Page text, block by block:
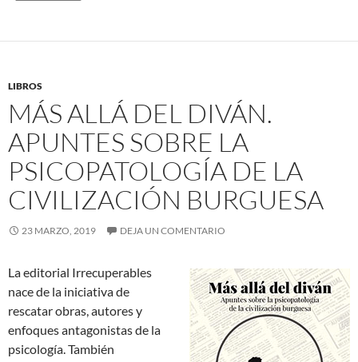
LIBROS
MÁS ALLÁ DEL DIVÁN.
APUNTES SOBRE LA
PSICOPATOLOGÍA DE LA
CIVILIZACIÓN BURGUESA
23 MARZO, 2019 DEJA UN COMENTARIO
La editorial Irrecuperables
nace de la iniciativa de
rescatar obras, autores y
enfoques antagonistas de la
psicología. También